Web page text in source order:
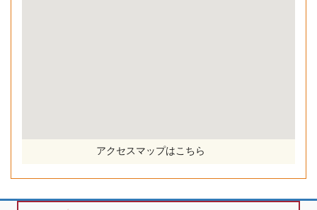
アクセスマップはこちら